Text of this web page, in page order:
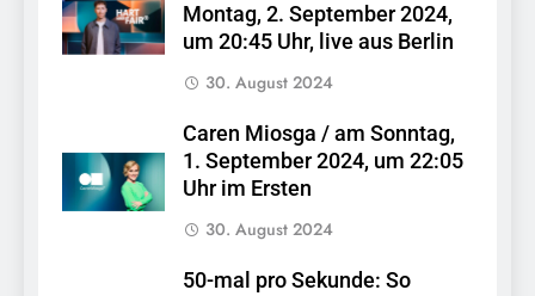
Montag, 2. September 2024,
um 20:45 Uhr, live aus Berlin
30. August 2024
Caren Miosga / am Sonntag,
1. September 2024, um 22:05
Uhr im Ersten
30. August 2024
50-mal pro Sekunde: So